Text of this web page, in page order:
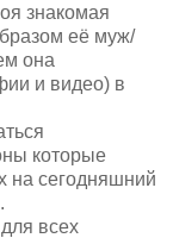
знакомая
её муж/
она
и видео) в
которые
на сегодняшний
всех